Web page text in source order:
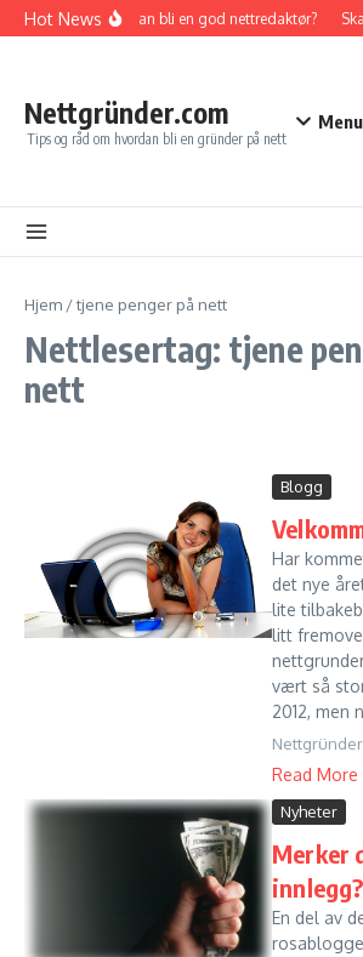
Gå til innhold
Hot NewsHvordan bli en god nettredaktør?
Nettgründer.com
Tips og råd om hvordan bli en gründer på nett
Menu
Hjem /tjene penger på nett
Nettlesertag: tjene
nett
Blogg
Har
det nye
lite
litt
vært så
2012, men
Nettgründer
Read More
Nyheter
Merker
innlegg?
En del av